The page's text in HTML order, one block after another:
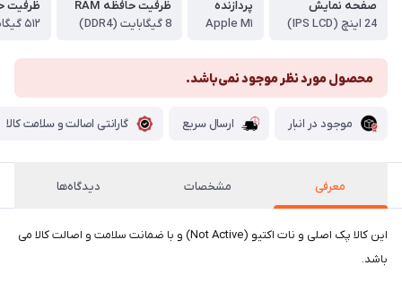
صفحه نمایش
24 اینچ (IPS LCD)
پردازنده
Apple M۱
ظرفیت حافظه RAM
8 گیگابایت (DDR4)
ظرفیت
۵۱۲ گیگابایت
محصول مورد نظر موجود نمی‌باشد.
موجود در انبار ارسال سریع گارانتی اصالت و سلامت کالا
معرفی مشخصات دیدگاه‌ها
این کالا پک اصلی و نات اکتیو (Not Active) و با ضمانت سلامت و اصالت کالا می
باشد.